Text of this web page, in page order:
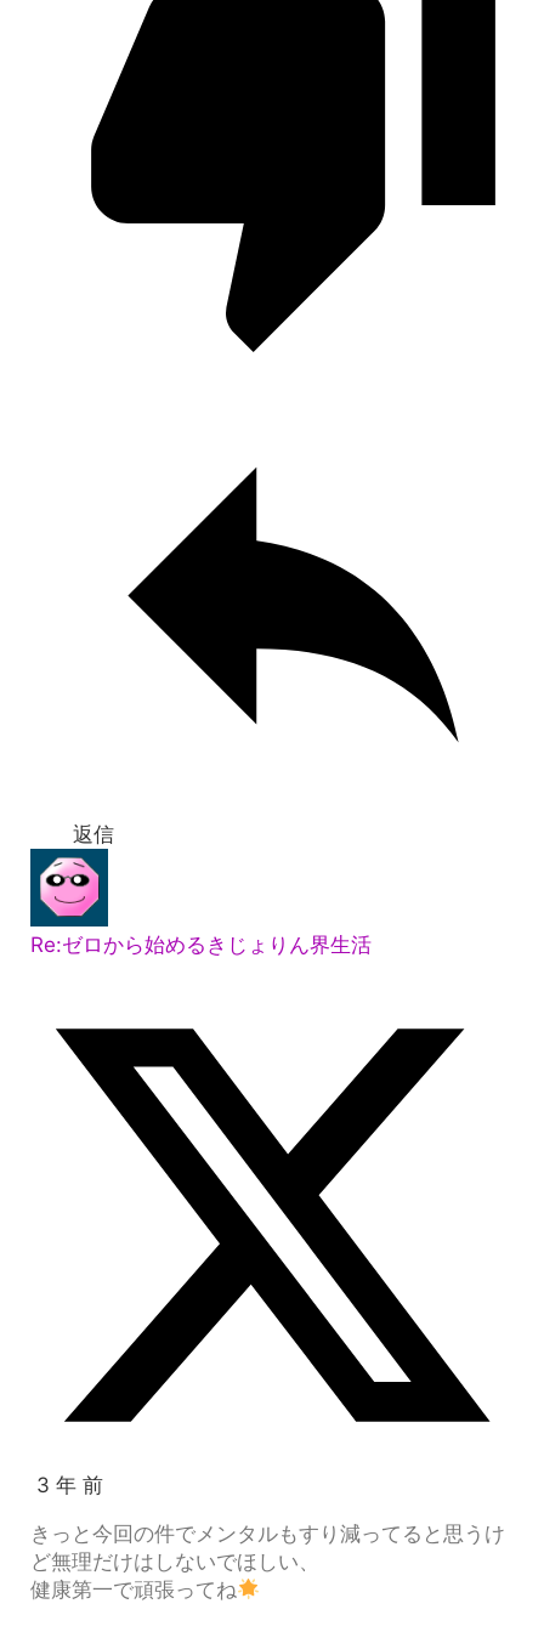
返信
Re:ゼロから始めるきじょりん界生活
3 年 前
きっと今回の件でメンタルもすり減ってると思うけ
ど無理だけはしないでほしい、
健康第一で頑張ってね